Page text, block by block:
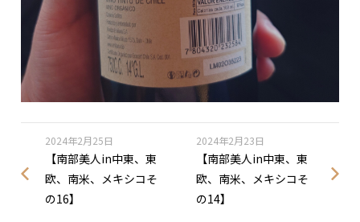
2024年2月25日
【南部美人in中東、東
欧、南米、メキシコそ
の16】
2024年2月23日
【南部美人in中東、東
欧、南米、メキシコそ
の14】